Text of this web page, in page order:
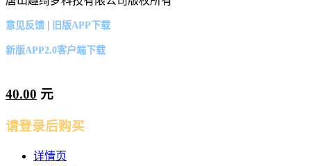
意见反馈 | 旧版APP下载
新版APP2.0客户端下载
40.00 元
请登录后购买
详情页